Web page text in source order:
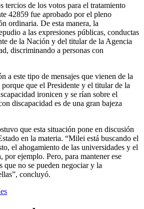
tercios de los votos para el tratamiento
42859 fue aprobado por el pleno
ordinaria. De esta manera, la
a las expresiones públicas, conductas
de la Nación y del titular de la Agencia
discriminando a personas con
a este tipo de mensajes que vienen de la
que el Presidente y el titular de la
ironicen y se rían sobre el
discapacidad es de una gran bajeza
que esta situación pone en discusión
en la materia. “Milei está buscando el
el ahogamiento de las universidades y el
por ejemplo. Pero, para mantener ese
que no se pueden negociar y la
concluyó.